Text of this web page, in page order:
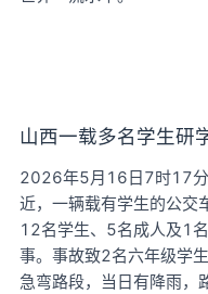
山西一载多名学生研
2026年5月16日7时17分
近，一辆载有学生的公交
12名学生、5名成人及1
事。事故致2名六年级学
急弯路段，当日有降雨，